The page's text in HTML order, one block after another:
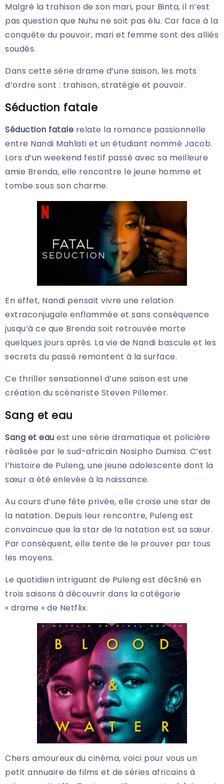
Malgré la trahison de son mari, pour Binta, il n’est
pas question que Nuhu ne soit pas élu. Car face à la
conquête du pouvoir, mari et femme sont des alliés
soudés.
Dans cette série drame d’une saison, les mots
d’ordre sont : trahison, stratégie et pouvoir.
Séduction fatale
Séduction fatale relate la romance passionnelle
entre Nandi Mahlati et un étudiant nommé Jacob.
Lors d’un weekend festif passé avec sa meilleure
amie Brenda, elle rencontre le jeune homme et
tombe sous son charme.
En effet, Nandi pensait vivre une relation
extraconjugale enflammée et sans conséquence
jusqu’à ce que Brenda soit retrouvée morte
quelques jours après. La vie de Nandi bascule et les
secrets du passé remontent à la surface.
Ce thriller sensationnel d’une saison est une
création du scénariste Steven Pillemer.
Sang et eau
Sang et eau est une série dramatique et policière
réalisée par le sud-africain Nosipho Dumisa. C’est
l’histoire de Puleng, une jeune adolescente dont la
sœur a été enlevée à la naissance.
Au cours d’une fête privée, elle croise une star de
la natation. Depuis leur rencontre, Puleng est
convaincue que la star de la natation est sa sœur.
Par conséquent, elle tente de le prouver par tous
les moyens.
Le quotidien intriguant de Puleng est décliné en
trois saisons à découvrir dans la catégorie
« drame » de Netflix.
Chers amoureux du cinéma, voici pour vous un
petit annuaire de films et de séries africains à